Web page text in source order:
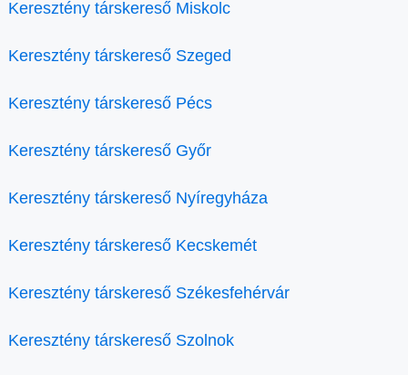
Keresztény társkereső Miskolc
Keresztény társkereső Szeged
Keresztény társkereső Pécs
Keresztény társkereső Győr
Keresztény társkereső Nyíregyháza
Keresztény társkereső Kecskemét
Keresztény társkereső Székesfehérvár
Keresztény társkereső Szolnok